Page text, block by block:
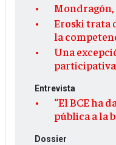
Eroski trata
la
Una
participativa
Entrevista
“El BCE ha
pública a la
Dossier